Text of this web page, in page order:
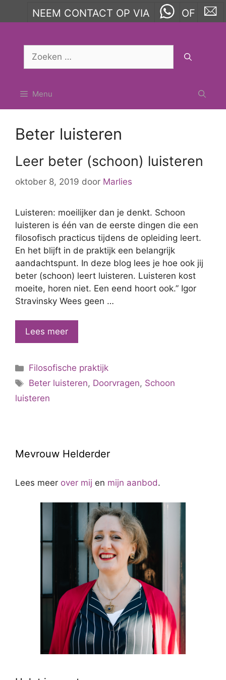
NEEM CONTACT OP VIA OF
Zoek
Menu
Beter luisteren
Leer beter (schoon) luisteren
oktober 8, 2019 door Marlies
Luisteren: moeilijker dan je denkt. Schoon
luisteren is één van de eerste dingen die een
filosofisch practicus tijdens de opleiding leert.
En het blijft in de praktijk een belangrijk
aandachtspunt. In deze blog lees je hoe ook jij
beter (schoon) leert luisteren. Luisteren kost
moeite, horen niet. Een eend hoort ook.” Igor
Stravinsky Wees geen …
Lees meerLeer
beter
luisteren
Categorieën
Filosofische praktijk
Tags
Beter luisteren, Doorvragen, Schoon
luisteren
Mevrouw Helderder
Lees meer over mij en mijn aanbod.